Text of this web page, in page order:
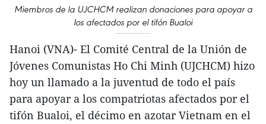
Miembros de la UJCHCM realizan donaciones para apoyar a
los afectados por el tifón Bualoi
Hanoi (VNA)- El Comité Central de la Unión de
Jóvenes Comunistas Ho Chi Minh (UJCHCM) hizo
hoy un llamado a la juventud de todo el país
para apoyar a los compatriotas afectados por el
tifón Bualoi, el décimo en azotar Vietnam en el